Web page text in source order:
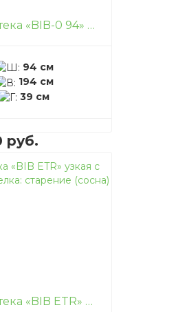
Библиотека «BIB-0 94» открытая, отделка: старение (сосна)
94 см
194 см
39 см
руб.
+ В корзину
Библиотека «BIB ETR» узкая с дверью, отделка: старение (сосна)